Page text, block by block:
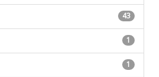
43
1
1